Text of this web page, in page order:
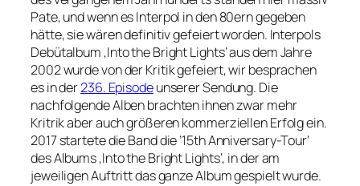
Pate, und wenn es Interpol in den 80ern gegeben
hätte, sie wären definitiv gefeiert worden. Interpols
Debütalbum ‚Into the Bright Lights‘ aus dem Jahre
2002 wurde von der Kritik gefeiert, wir besprachen
es in der236. Episodeunserer Sendung. Die
nachfolgende Alben brachten ihnen zwar mehr
Kritrik aber auch größeren kommerziellen Erfolg ein.
2017 startete die Band die ’15th Anniversary-Tour‘
des Albums ‚Into the Bright Lights‘, in der am
jeweiligen Auftritt das ganze Album gespielt wurde.